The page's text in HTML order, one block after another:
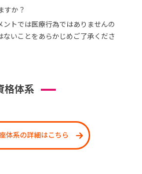
すか？
ントでは医療行為ではありませんの
ないことをあらかじめご了承くださ
格体系
体系の詳細はこちら